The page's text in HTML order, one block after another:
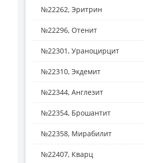
№22262, Эритрин
№22296, Отенит
№22301, Ураноцирцит
№22310, Экдемит
№22344, Англезит
№22354, Брошантит
№22358, Мирабилит
№22407, Кварц